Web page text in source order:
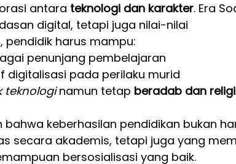
antara teknologi dan karakter. Era
digital, tetapi juga nilai-nilai
pendidik harus mampu:
penunjang pembelajaran
digitalisasi pada perilaku murid
teknologi namun tetap beradab dan
bahwa keberhasilan pendidikan bukan
secara akademis, tetapi juga yang
bersosialisasi yang baik.